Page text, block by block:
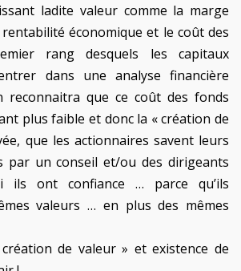
ladite valeur comme la marge
économique et le coût des
rang desquels les capitaux
dans une analyse financière
reconnaitra que ce coût des fonds
plus faible et donc la « création de
que les actionnaires savent leurs
par un conseil et/ou des dirigeants
ils ont confiance … parce qu’ils
valeurs … en plus des mêmes
de valeur » et existence de